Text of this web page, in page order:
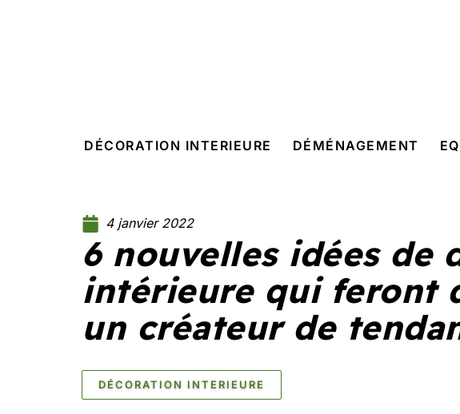
DÉCORATION INTERIEURE DÉMÉNAGEMENT
4 janvier 2022
6 nouvelles idées de
intérieure qui feront
un créateur de
DÉCORATION INTERIEURE